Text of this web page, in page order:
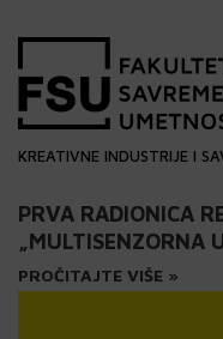
KREATIVNE INDUSTRIJE I
PRVA RADIONICA
„MULTISENZORNA
PROČITAJTE VIŠE »